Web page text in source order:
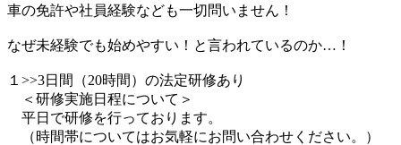
車の免許や社員経験なども一切問いません！
なぜ未経験でも始めやすい！と言われているのか…！
１>>3日間（20時間）の法定研修あり
＜研修実施日程について＞
平日で研修を行っております。
（時間帯についてはお気軽にお問い合わせください。）